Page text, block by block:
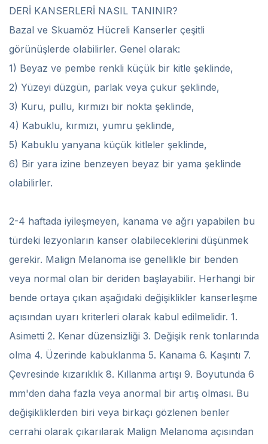
DERİ KANSERLERİ NASIL TANINIR?
Bazal ve Skuamöz Hücreli Kanserler çeşitli
görünüşlerde olabilirler. Genel olarak:
1) Beyaz ve pembe renkli küçük bir kitle şeklinde,
2) Yüzeyi düzgün, parlak veya çukur şeklinde,
3) Kuru, pullu, kırmızı bir nokta şeklinde,
4) Kabuklu, kırmızı, yumru şeklinde,
5) Kabuklu yanyana küçük kitleler şeklinde,
6) Bir yara izine benzeyen beyaz bir yama şeklinde
olabilirler.
2-4 haftada iyileşmeyen, kanama ve ağrı yapabilen bu
türdeki lezyonların kanser olabileceklerini düşünmek
gerekir. Malign Melanoma ise genellikle bir benden
veya normal olan bir deriden başlayabilir. Herhangi bir
bende ortaya çıkan aşağıdaki değişiklikler kanserleşme
açısından uyarı kriterleri olarak kabul edilmelidir. 1.
Asimetti 2. Kenar düzensizliği 3. Değişik renk tonlarında
olma 4. Üzerinde kabuklanma 5. Kanama 6. Kaşıntı 7.
Çevresinde kızarıklık 8. Kıllanma artışı 9. Boyutunda 6
mm'den daha fazla veya anormal bir artış olması. Bu
değişikliklerden biri veya birkaçı gözlenen benler
cerrahi olarak çıkarılarak Malign Melanoma açısından